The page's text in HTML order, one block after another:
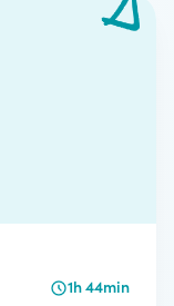
1h 44min